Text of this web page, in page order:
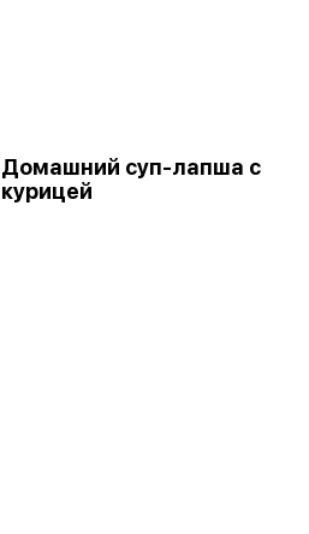
Домашний суп-лапша с
курицей